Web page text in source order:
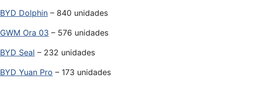
BYD Dolphin – 840 unidades
GWM Ora 03 – 576 unidades
BYD Seal – 232 unidades
BYD Yuan Pro – 173 unidades